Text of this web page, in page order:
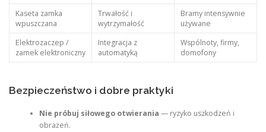
Kaseta zamka
wpuszczana
Trwałość i
wytrzymałość
Bramy intensywnie
używane
Elektrozaczep /
zamek elektroniczny
Integracja z
automatyką
Wspólnoty, firmy,
domofony
Bezpieczeństwo i dobre praktyki
Nie próbuj siłowego otwierania — ryzyko uszkodzeń i
obrażeń.